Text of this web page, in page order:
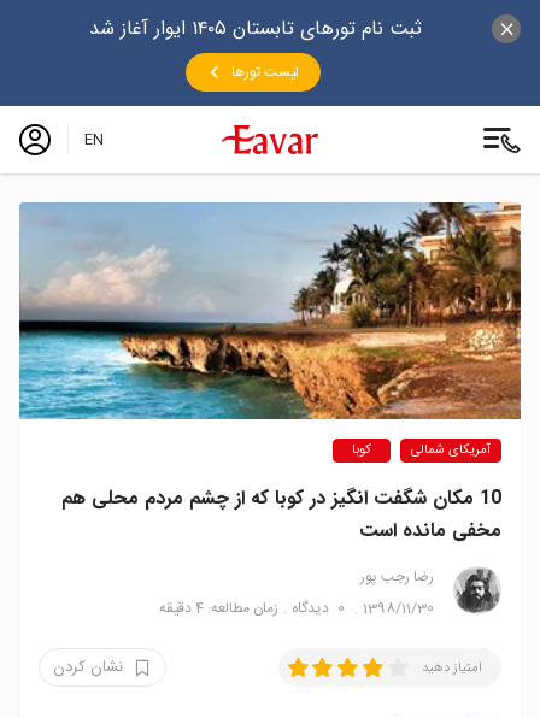
ثبت نام تورهای تابستان ۱۴۰۵ ایوار آغاز شد
لیست تورها
EN
آمریکای شمالی کوبا
10 مکان شگفت‌ انگیز در کوبا که از چشم مردم محلی هم
مخفی مانده است
رضا‍ رجب پور
1398/11/30
0 دیدگاه زمان مطالعه: 4 دقیقه
امتیاز دهید نشان کردن